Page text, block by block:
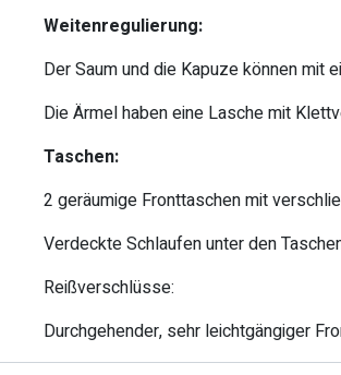
Weitenregulierung:
Der Saum und die Kapuze können
Die Ärmel haben eine Lasche mit
Taschen:
2 geräumige Fronttaschen mit
Verdeckte Schlaufen unter den
Reißverschlüsse:
Durchgehender, sehr leichtgängiger